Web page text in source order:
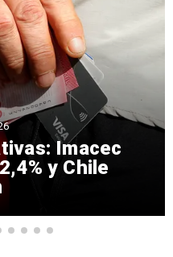
Imacec
y Chile